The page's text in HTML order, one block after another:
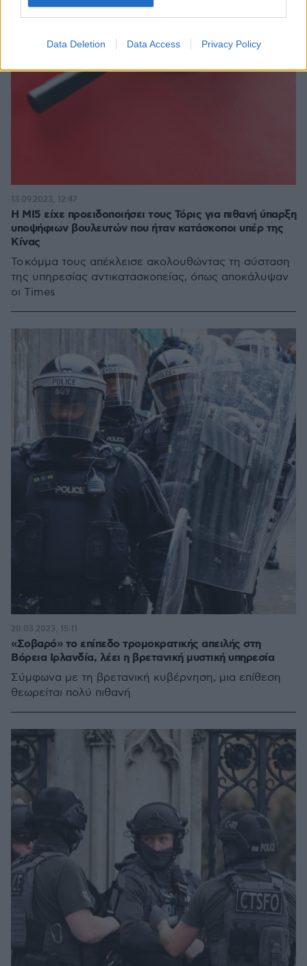
Data Deletion Data Access Privacy Policy
Η MI5 είχε προειδοποιήσει τους Τόρις για πιθανή ύπαρξη
υποψήφιων βουλευτών που ήταν κατάσκοποι υπέρ της
Κίνας
Το κόμμα τους απέκλεισε ακολουθώντας τη σύσταση
της υπηρεσίας αντικατασκοπείας, όπως αποκάλυψαν
οι Times
13.09.2023, 12:47
«Σοβαρό» το επίπεδο τρομοκρατικής απειλής στη
Βόρεια Ιρλανδία, λέει η βρετανική μυστική υπηρεσία
Σύμφωνα με τη βρετανική κυβέρνηση, μια επίθεση
θεωρείται πολύ πιθανή
28.03.2023, 15:11